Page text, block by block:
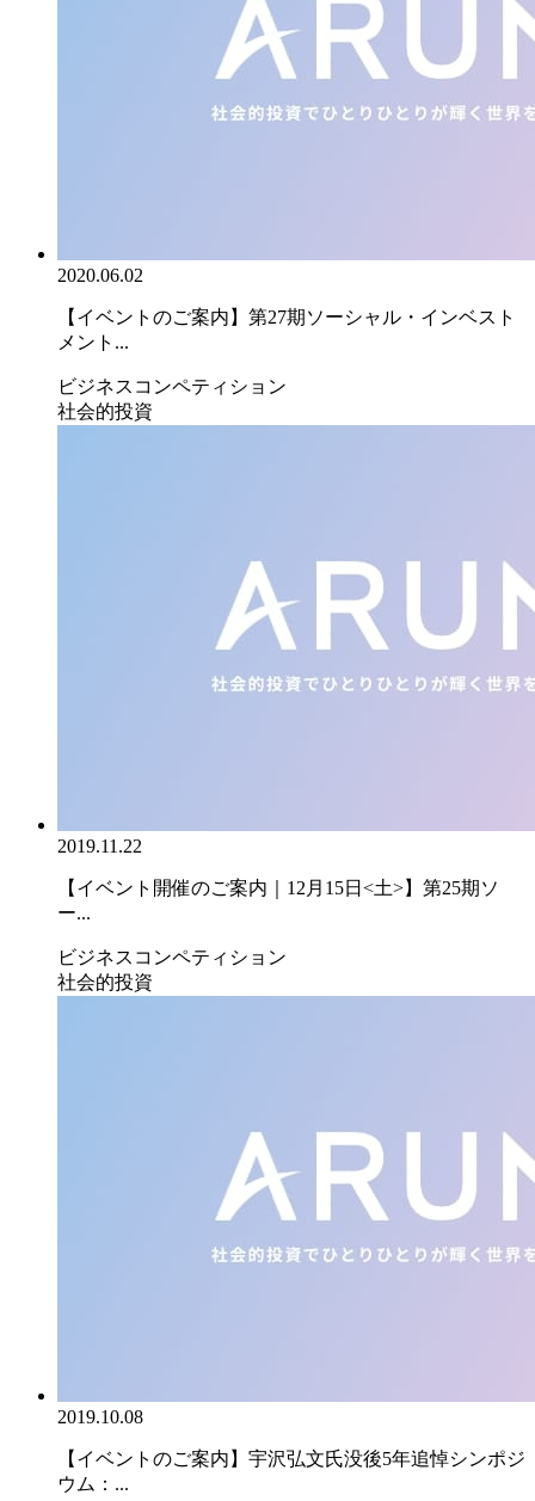
2020.06.02
【イベントのご案内】第27期ソーシャル・インベスト
メント...
ビジネスコンペティション
社会的投資
2019.11.22
【イベント開催のご案内｜12月15日<土>】第25期ソ
ー...
ビジネスコンペティション
社会的投資
2019.10.08
【イベントのご案内】宇沢弘文氏没後5年追悼シンポジ
ウム：...